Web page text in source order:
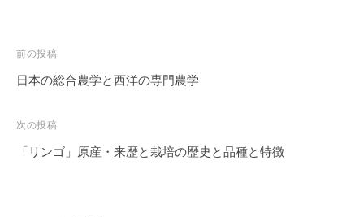
投
稿
ビ
ゲ
前の投稿
日本の総合農学と西洋の専門農学
次の投稿
「リンゴ」原産・来歴と栽培の歴史と品種と特徴